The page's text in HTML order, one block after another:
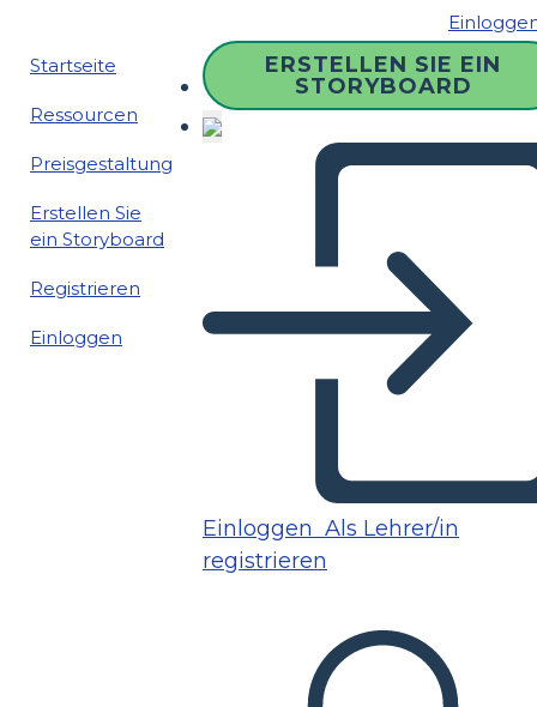
Startseite
Ressourcen
Preisgestaltung
Erstellen Sie
ein Storyboard
Registrieren
Einloggen
ERSTELLEN SIE EIN
STORYBOARD
Einloggen Als Lehrer/in
registrieren